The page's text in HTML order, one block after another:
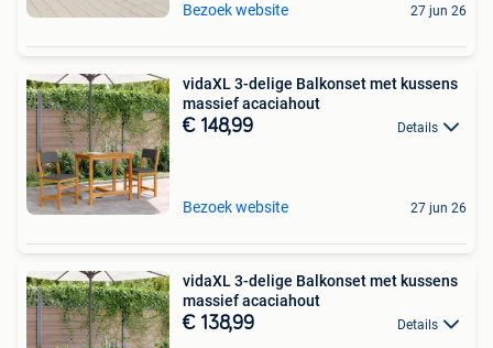
Bezoek website 27 jun 26
vidaXL 3-delige Balkonset met kussens
massief acaciahout
€ 148,99 Details
Bezoek website 27 jun 26
vidaXL 3-delige Balkonset met kussens
massief acaciahout
€ 138,99 Details